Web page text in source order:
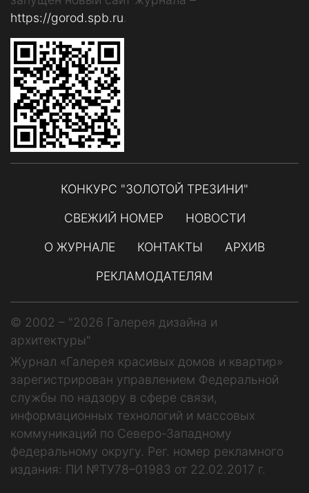
https://gorod.spb.ru.
КОНКУРС "ЗОЛОТОЙ ТРЕЗИНИ"
СВЕЖИЙ НОМЕР
НОВОСТИ
О ЖУРНАЛЕ
КОНТАКТЫ
АРХИВ
РЕКЛАМОДАТЕЛЯМ
© 2002 – "2026 Галерея дизайна и
архитектуры"
Журнал «Галерея красивых домов и квартир»
зарегистрирован управлением Федеральной
службы по надзору в сфере связи,
информационных технологий и массовых
коммуникаций по Северо-Западному
федеральному округу. Рег. номер рекламного
издания: ПИ №ТУ78–01983 от 22.02.2017 г.